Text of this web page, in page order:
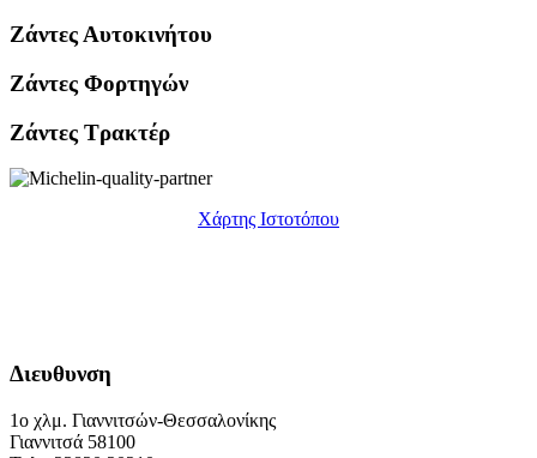
Ζάντες Αυτοκινήτου
Ζάντες Φορτηγών
Ζάντες Τρακτέρ
Χάρτης Ιστοτόπου
Διευθυνση
1ο χλμ. Γιαννιτσών-Θεσσαλονίκης
Γιαννιτσά 58100